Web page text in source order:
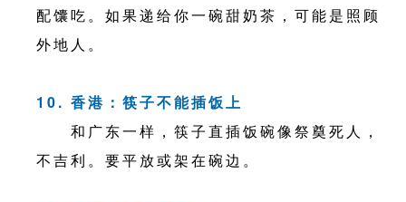
配馕吃。如果递给你一碗甜奶茶，可能是照顾
外地人。
10. 香港：筷子不能插饭上
和广东一样，筷子直插饭碗像祭奠死人，
不吉利。要平放或架在碗边。